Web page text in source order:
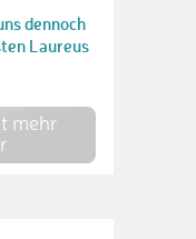
dennoch
Laureus
mehr